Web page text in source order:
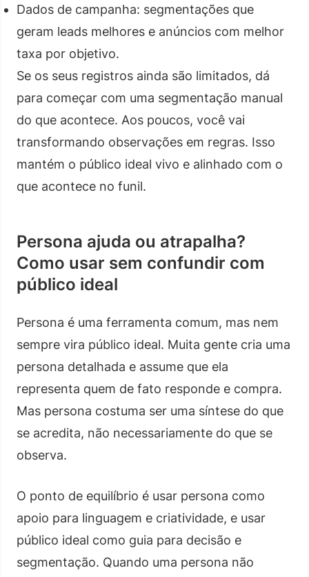
Dados de campanha: segmentações que
geram leads melhores e anúncios com melhor
taxa por objetivo.
Se os seus registros ainda são limitados, dá
para começar com uma segmentação manual
do que acontece. Aos poucos, você vai
transformando observações em regras. Isso
mantém o público ideal vivo e alinhado com o
que acontece no funil.
Persona ajuda ou atrapalha?
Como usar sem confundir com
público ideal
Persona é uma ferramenta comum, mas nem
sempre vira público ideal. Muita gente cria uma
persona detalhada e assume que ela
representa quem de fato responde e compra.
Mas persona costuma ser uma síntese do que
se acredita, não necessariamente do que se
observa.
O ponto de equilíbrio é usar persona como
apoio para linguagem e criatividade, e usar
público ideal como guia para decisão e
segmentação. Quando uma persona não